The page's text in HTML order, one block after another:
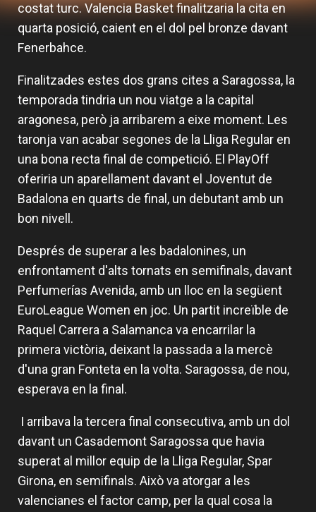
costat turc. Valencia Basket finalitzaria la cita en
quarta posició, caient en el dol pel bronze davant
Fenerbahce.
Finalitzades estes dos grans cites a Saragossa, la
temporada tindria un nou viatge a la capital
aragonesa, però ja arribarem a eixe moment. Les
taronja van acabar segones de la Lliga Regular en
una bona recta final de competició. El PlayOff
oferiria un aparellament davant el Joventut de
Badalona en quarts de final, un debutant amb un
bon nivell.
Després de superar a les badalonines, un
enfrontament d'alts tornats en semifinals, davant
Perfumerías Avenida, amb un lloc en la següent
EuroLeague Women en joc. Un partit increïble de
Raquel Carrera a Salamanca va encarrilar la
primera victòria, deixant la passada a la mercè
d'una gran Fonteta en la volta. Saragossa, de nou,
esperava en la final.
I arribava la tercera final consecutiva, amb un dol
davant un Casademont Saragossa que havia
superat al millor equip de la Lliga Regular, Spar
Girona, en semifinals. Això va atorgar a les
valencianes el factor camp, per la qual cosa la